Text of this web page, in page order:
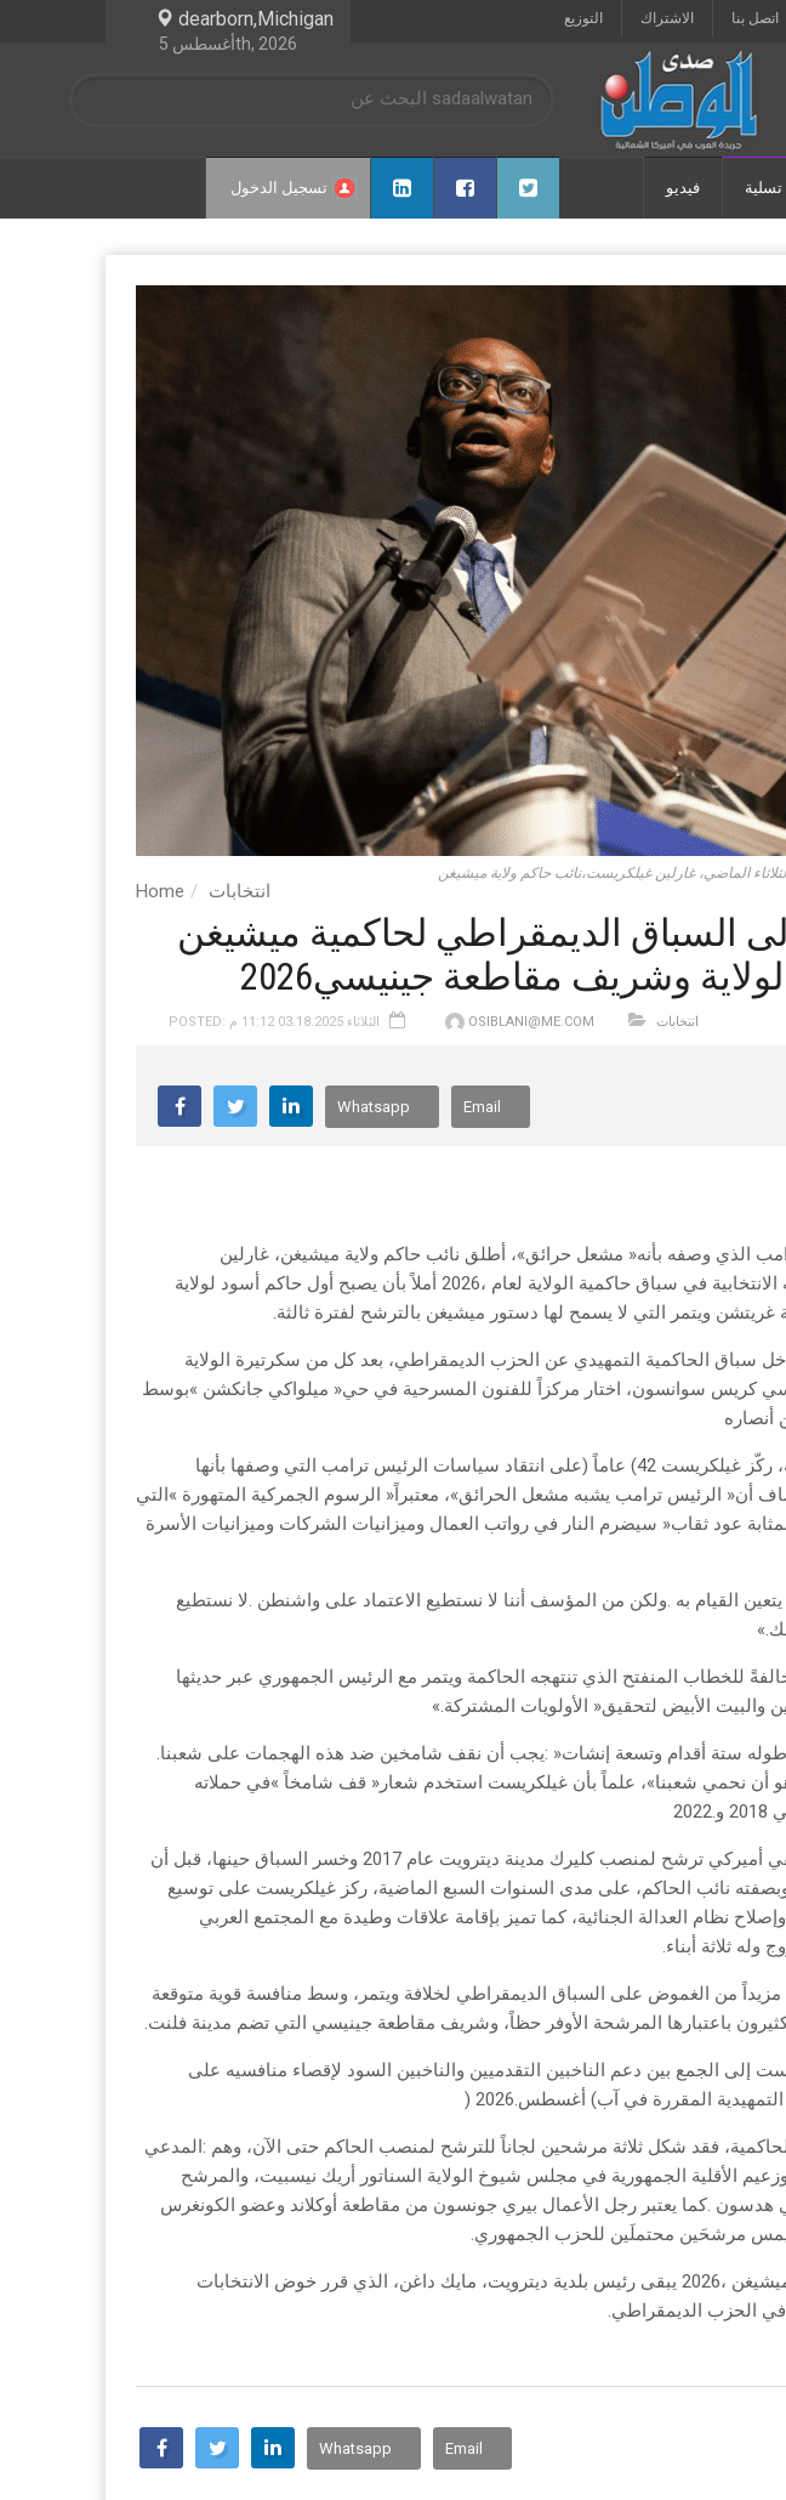
dearborn,Michigan
أغسطس 5th, 2026
اتصل بنا الاشتراك التوزيع
تسجيل الدخول تسلية فيديو
Home انتخابات
غيلكريست‭ ‬ينضم‭ ‬إلى‭ ‬السباق‭ ‬الديمقراطي‭ ‬لحاكمية‭ ‬ميشيغن ‭
POSTED: الثلاثاء 03.18.2025 11:12 م OSIBLANI@ME.COM انتخابات
Whatsapp Email
وقال‭ ‬المسؤول‭ ‬الديمقراطي‭ ‬الذي‭ ‬يبلغ‭ ‬طوله‭ ‬ستة‭ ‬أقدام‭ ‬وتسعة‭ ‬إنشات‭: ‬‮«‬يجب‭ ‬أن‭ ‬نقف‭ ‬شامخين‭ ‬ضد‭ ‬هذه‭ ‬الهجمات‭ ‬على‭ ‬شعبنا‭.
Whatsapp Email